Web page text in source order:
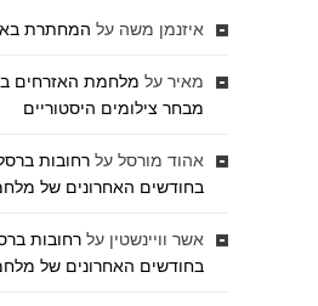
איזנמן משה על המחתרת
מאיר על
מבחר צילומים היסטוריים
אהוד מורסל על רחובות
בחודשים האחרונים של
אשר וויינשטין על רחובות
בחודשים האחרונים של